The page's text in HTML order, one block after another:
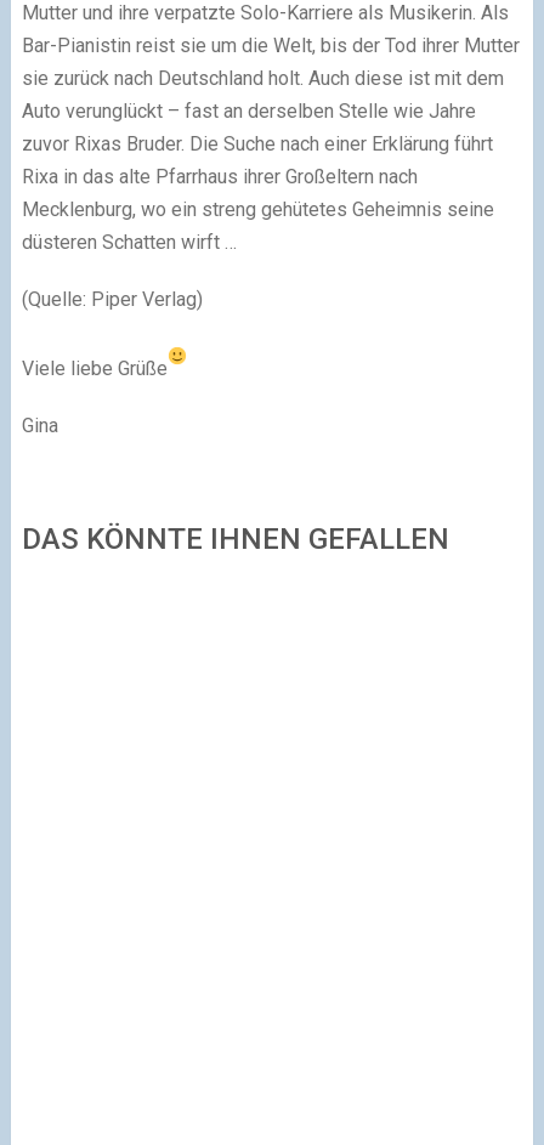
Mutter und ihre verpatzte Solo-Karriere als Musikerin. Als
Bar-Pianistin reist sie um die Welt, bis der Tod ihrer Mutter
sie zurück nach Deutschland holt. Auch diese ist mit dem
Auto verunglückt – fast an derselben Stelle wie Jahre
zuvor Rixas Bruder. Die Suche nach einer Erklärung führt
Rixa in das alte Pfarrhaus ihrer Großeltern nach
Mecklenburg, wo ein streng gehütetes Geheimnis seine
düsteren Schatten wirft …
(Quelle: Piper Verlag)
Viele liebe Grüße
Gina
DAS KÖNNTE IHNEN GEFALLEN